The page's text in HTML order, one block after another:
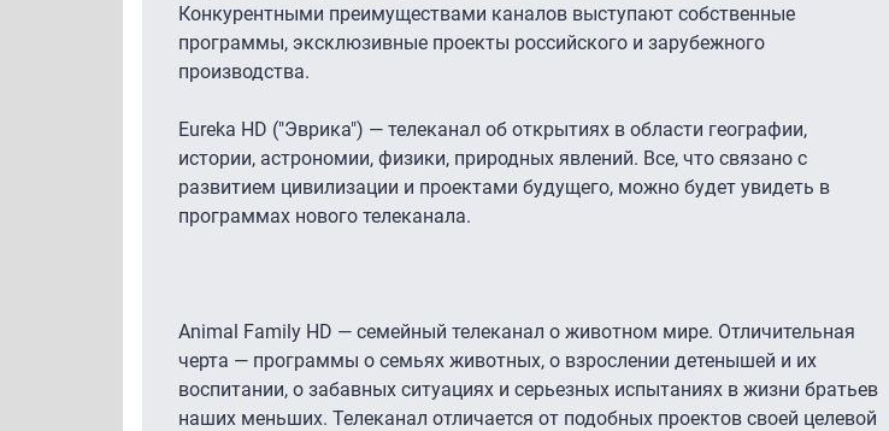
Конкурентными преимуществами каналов выступают собственные
программы, эксклюзивные проекты российского и зарубежного
производства.
Eureka HD ("Эврика") — телеканал об открытиях в области географии,
истории, астрономии, физики, природных явлений. Все, что связано с
развитием цивилизации и проектами будущего, можно будет увидеть в
программах нового телеканала.
Animal Family HD — семейный телеканал о животном мире. Отличительная
черта — программы о семьях животных, о взрослении детенышей и их
воспитании, о забавных ситуациях и серьезных испытаниях в жизни братьев
наших меньших. Телеканал отличается от подобных проектов своей целевой